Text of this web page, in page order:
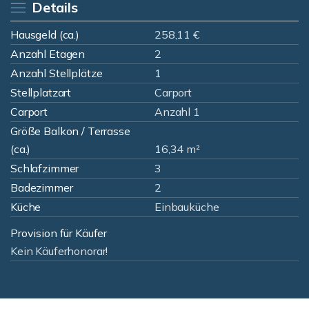
Details
Hausgeld (ca.)
258,11 €
Anzahl Etagen
2
Anzahl Stellplätze
1
Stellplatzart
Carport
Carport
Anzahl 1
Größe Balkon / Terrasse
(ca.)
16,34 m²
Schlafzimmer
3
Badezimmer
2
Küche
Einbauküche
Provision für Käufer
Kein Käuferhonorar!